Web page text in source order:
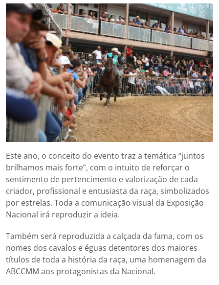
Este ano, o conceito do evento traz a temática “juntos
brilhamos mais forte”, com o intuito de reforçar o
sentimento de pertencimento e valorização de cada
criador, profissional e entusiasta da raça, simbolizados
por estrelas. Toda a comunicação visual da Exposição
Nacional irá reproduzir a ideia.
Também será reproduzida a calçada da fama, com os
nomes dos cavalos e éguas detentores dos maiores
títulos de toda a história da raça, uma homenagem da
ABCCMM aos protagonistas da Nacional.